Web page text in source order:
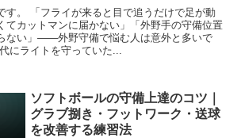
す。 「フライが来ると目で追うだけで足が動
てカットマンに届かない」「外野手の守備位置
ない」——外野守備で悩む人は意外と多いで
にライトを守っていた...
ソフトボールの守備上達のコツ｜
グラブ捌き・フットワーク・送球
を改善する練習法